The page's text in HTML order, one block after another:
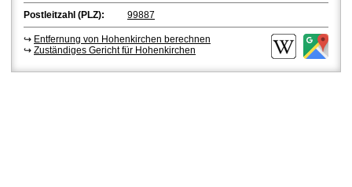
Postleitzahl (PLZ): 99887
↪ Entfernung von Hohenkirchen berechnen
↪ Zuständiges Gericht für Hohenkirchen